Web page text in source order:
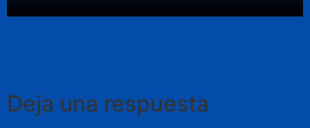
Deja una respuesta